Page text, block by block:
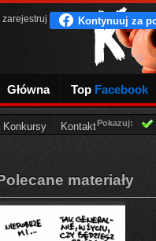
Główna Top Facebook
Konkursy Kontakt
zarejestruj
Pokazuj:
materiały